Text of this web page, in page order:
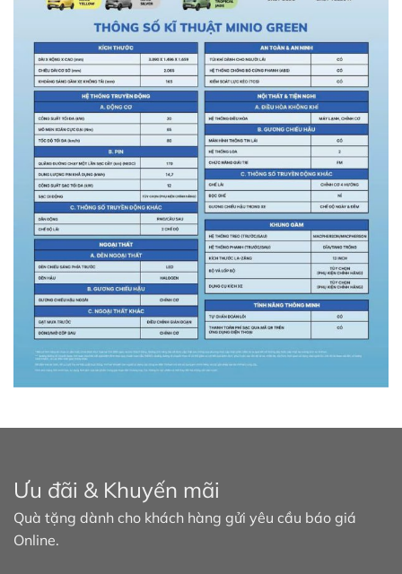
Ưu đãi & Khuyến mãi
Quà tặng dành cho khách hàng gửi yêu cầu báo giá
Online.